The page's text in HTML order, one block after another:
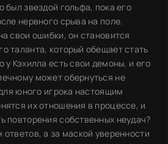
был звездой гольфа, пока его
нервного срыва на поле.
свои ошибки, он становится
таланта, который обещает стать
у Кэхилла есть свои демоны, и его
может обернуться не
юного игрока настоящим
их отношения в процессе, и
повторения собственных неудач?
а за маской уверенности